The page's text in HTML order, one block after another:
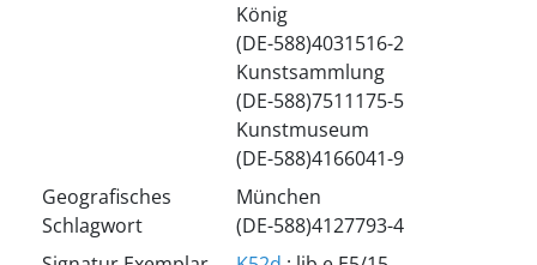
König
(DE-588)4031516-2
Kunstsammlung
(DE-588)7511175-5
Kunstmuseum
(DE-588)4166041-9
Geografisches
Schlagwort
München
(DE-588)4127793-4